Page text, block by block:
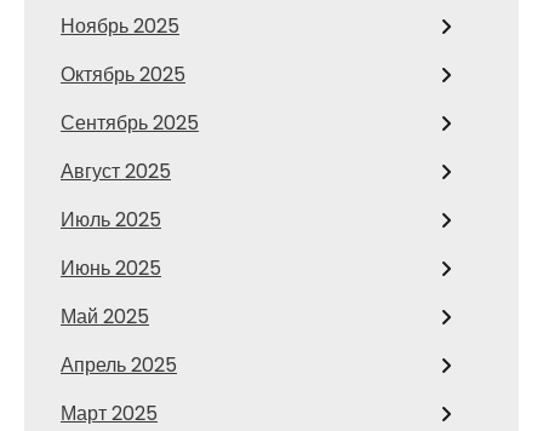
Ноябрь 2025
Октябрь 2025
Сентябрь 2025
Август 2025
Июль 2025
Июнь 2025
Май 2025
Апрель 2025
Март 2025